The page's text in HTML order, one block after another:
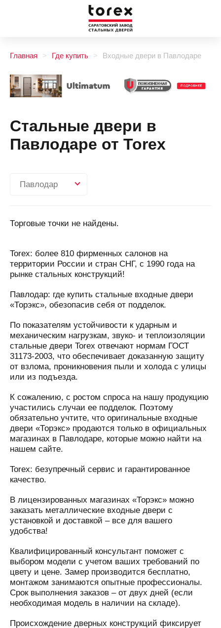
Главная Где купить Входные двери в Павлодаре
Стальные двери в
Павлодаре от Torex
Павлодар
Торговые точки не найдены.
Torex: более 810 фирменных салонов на
территории России и стран СНГ, с 1990 года на
рынке стальных конструкций!
Павлодар: где купить стальные входные двери
«Торэкс», обезопасив себя от подделок.
По показателям устойчивости к ударным и
механическим нагрузкам, звуко- и теплоизоляции
стальные двери Torex отвечают нормам ГОСТ
31173-2003, что обеспечивает доказанную защиту
от взлома, проникновения пыли и холода с улицы
или из подъезда.
К сожалению, с ростом спроса на нашу продукцию
участились случаи ее подделок. Поэтому
обязательно учтите, что оригинальные входные
двери «Торэкс» продаются только в официальных
магазинах в Павлодаре, которые можно найти на
нашем сайте.
Torex: безупречный сервис и гарантированное
качество.
В лицензированных магазинах «Торэкс» можно
заказать металлические входные двери с
установкой и доставкой – все для вашего
удобства!
Квалифицированный консультант поможет с
выбором модели с учетом ваших требований по
цвету и цене. Замер производится бесплатно,
монтажом занимаются опытные профессионалы.
Срок выполнения заказов – от двух дней (если
необходимая модель в наличии на складе).
Происхождение дверных конструкций фиксирует